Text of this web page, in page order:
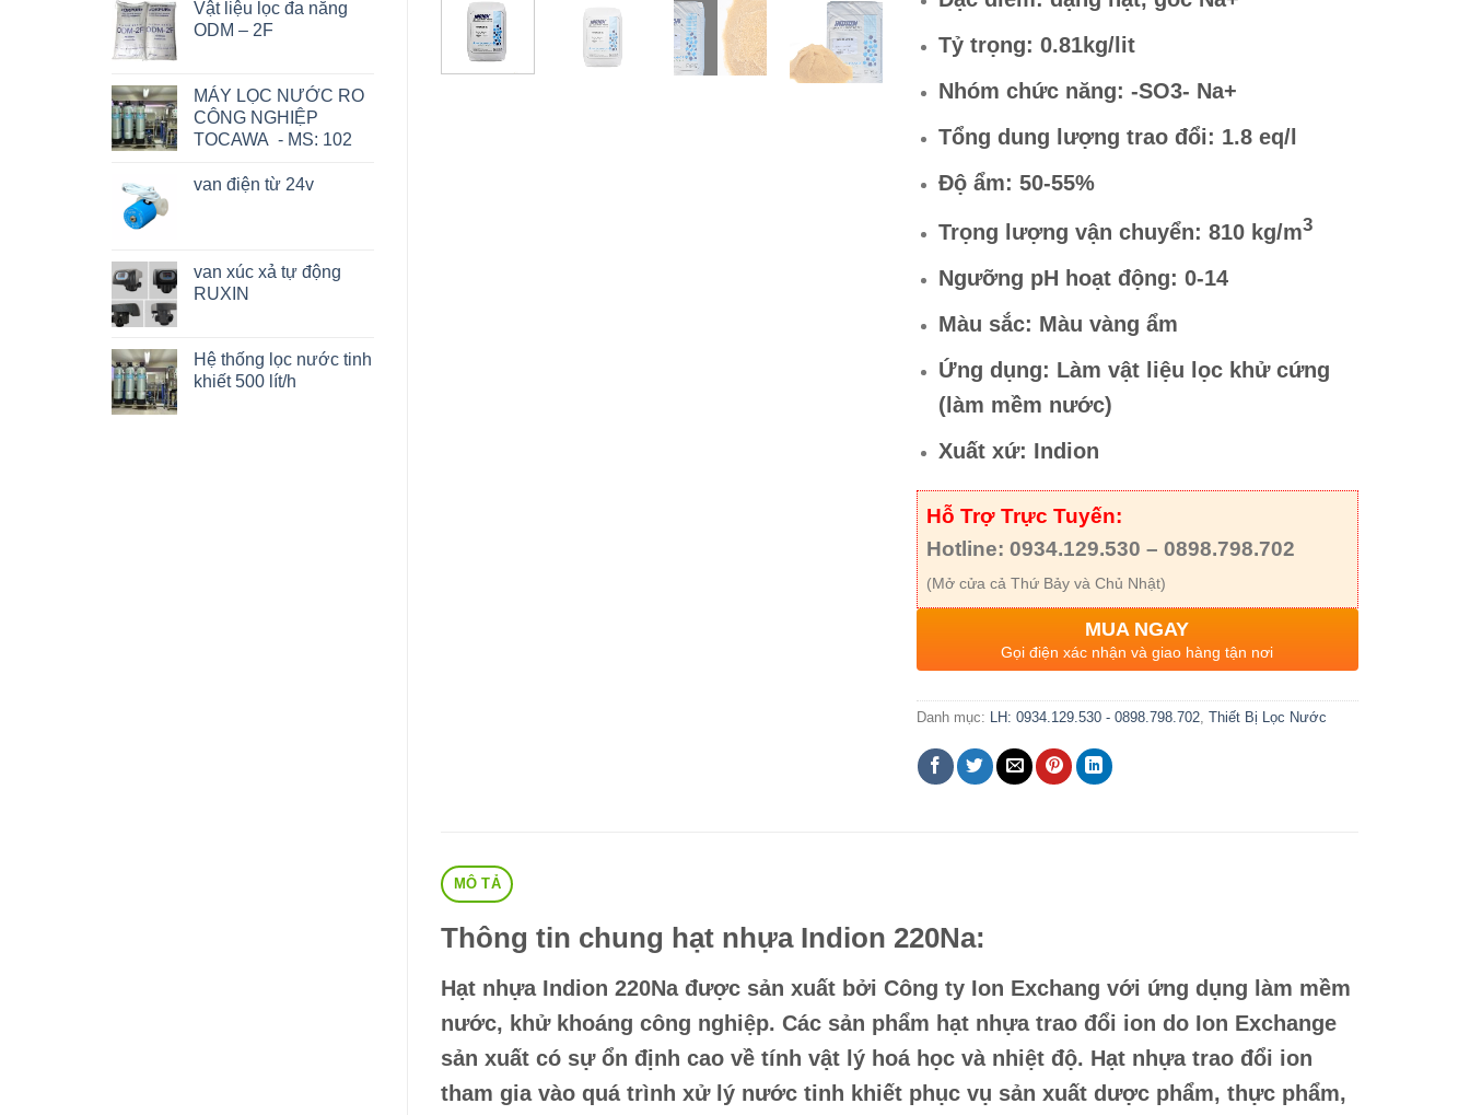
Vật liệu lọc đa năng
ODM – 2F
MÁY LỌC NƯỚC RO
CÔNG NGHIỆP
TOCAWA - MS: 102
van điện từ 24v
van xúc xả tự động
RUXIN
Hệ thống lọc nước tinh
khiết 500 lít/h
Tỷ trọng: 0.81kg/lit
Nhóm chức năng: -SO3- Na+
Tổng dung lượng trao đổi: 1.8 eq/l
Độ ẩm: 50-55%
Trọng lượng vận chuyển: 810 kg/m3
Ngưỡng pH hoạt động: 0-14
Màu sắc: Màu vàng ẩm
Ứng dụng: Làm vật liệu lọc khử cứng
(làm mềm nước)
Xuất xứ: Indion
Hỗ Trợ Trực Tuyến:
Hotline: 0934.129.530 – 0898.798.702
(Mở cửa cả Thứ Bảy và Chủ Nhật)
MUA NGAY
Gọi điện xác nhận và giao hàng tận nơi
Danh mục: LH: 0934.129.530 - 0898.798.702, Thiết Bị Lọc Nước
MÔ TẢ
Thông tin chung hạt nhựa Indion 220Na:
Hạt nhựa Indion 220Na được sản xuất bởi Công ty Ion Exchang với ứng dụng làm mềm
nước, khử khoáng công nghiệp. Các sản phẩm hạt nhựa trao đổi ion do Ion Exchange
sản xuất có sự ổn định cao về tính vật lý hoá học và nhiệt độ. Hạt nhựa trao đổi ion
tham gia vào quá trình xử lý nước tinh khiết phục vụ sản xuất dược phẩm, thực phẩm,